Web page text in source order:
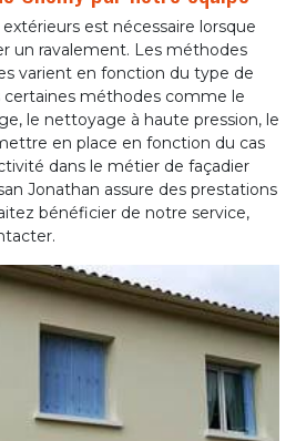
est nécessaire lorsque
un ravalement. Les méthodes
varient en fonction du type de
certaines méthodes comme le
le nettoyage à haute pression, le
en place en fonction du cas
dans le métier de façadier
Jonathan assure des prestations
bénéficier de notre service,